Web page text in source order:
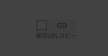
保存URLコピー